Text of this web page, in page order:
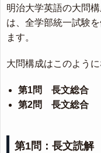
明治大学英語の大問
は、全学部統一試験
ます。
大問構成はこのように
第1問 長文総合
第2問 長文総合
第1問：長文読解